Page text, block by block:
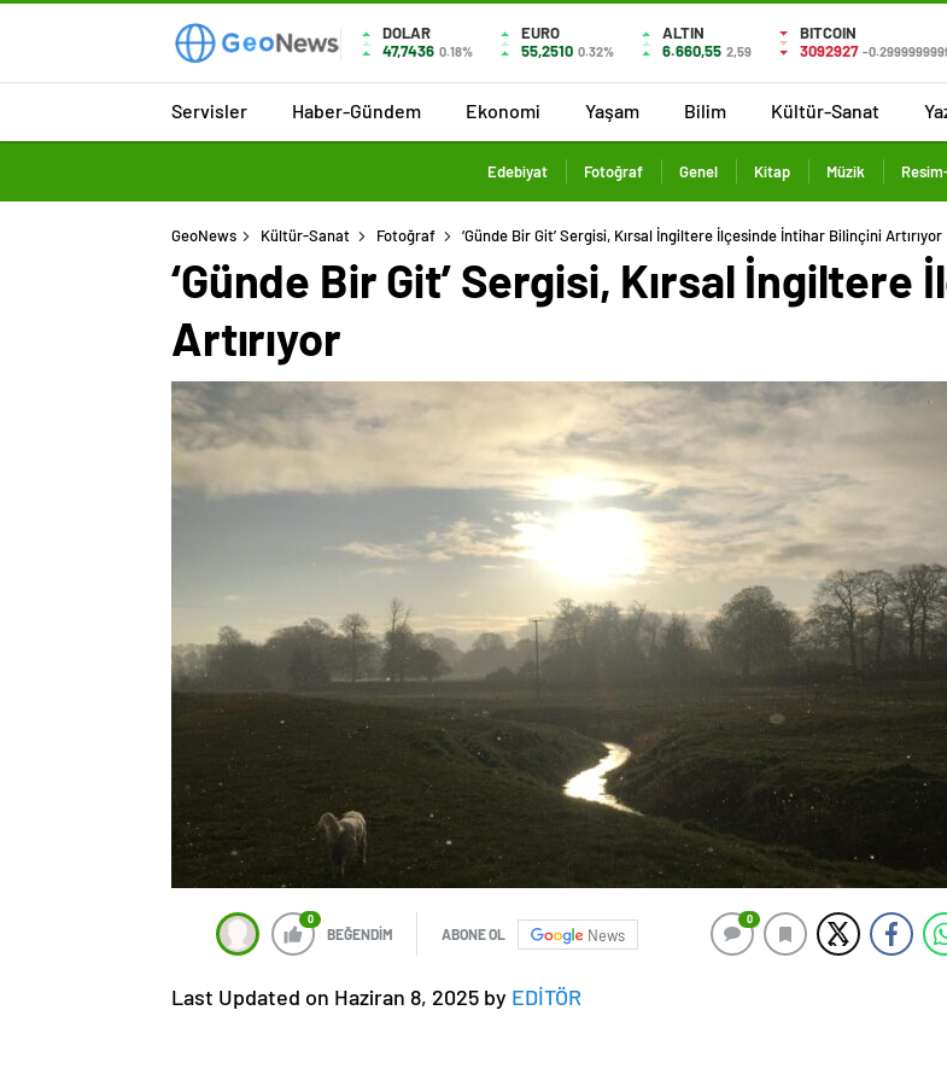
DOLAR
47,7436 0.18%
EURO
55,2510 0.32%
ALTIN
6.660,55 2,59
BITCOIN
3092927 -
Servisler Haber-Gündem Ekonomi Yaşam Bilim Kültür-Sanat
Edebiyat Fotoğraf Genel Kitap Müzik
GeoNews Kültür-Sanat Fotoğraf ‘Günde Bir Git’ Sergisi, Kırsal İngiltere İlçesinde İntihar Bilinçini Artırıyor
‘Günde Bir Git’ Sergisi, Kırsal
Artırıyor
0
BEĞENDİM ABONE OL News
0
Last Updated on Haziran 8, 2025 by EDİTÖR